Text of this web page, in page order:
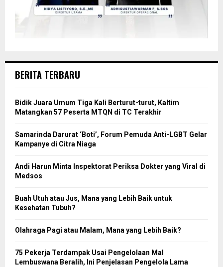
BERITA TERBARU
Bidik Juara Umum Tiga Kali Berturut-turut, Kaltim
Matangkan 57 Peserta MTQN di TC Terakhir
Samarinda Darurat ‘Boti’, Forum Pemuda Anti-LGBT Gelar
Kampanye di Citra Niaga
Andi Harun Minta Inspektorat Periksa Dokter yang Viral di
Medsos
Buah Utuh atau Jus, Mana yang Lebih Baik untuk
Kesehatan Tubuh?
Olahraga Pagi atau Malam, Mana yang Lebih Baik?
75 Pekerja Terdampak Usai Pengelolaan Mal
Lembuswana Beralih, Ini Penjelasan Pengelola Lama